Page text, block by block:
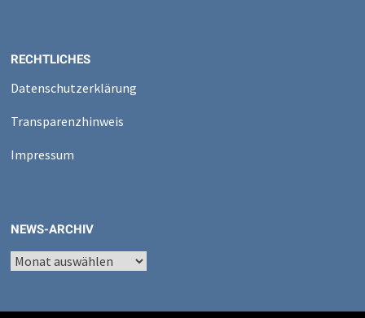
RECHTLICHES
Datenschutzerklärung
Transparenzhinweis
Impressum
NEWS-ARCHIV
News-
Archiv